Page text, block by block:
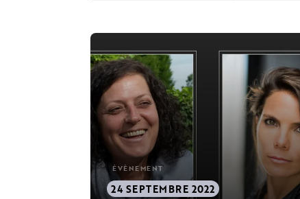
ÉVÈNEMENT
24 SEPTEMBRE 2022